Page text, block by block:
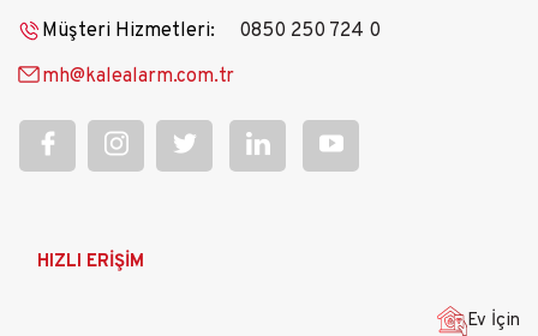
Müşteri Hizmetleri:
0850 250 724 0
mh@kalealarm.com.tr
AnaHIZLI ERİŞİM
Ev İçin